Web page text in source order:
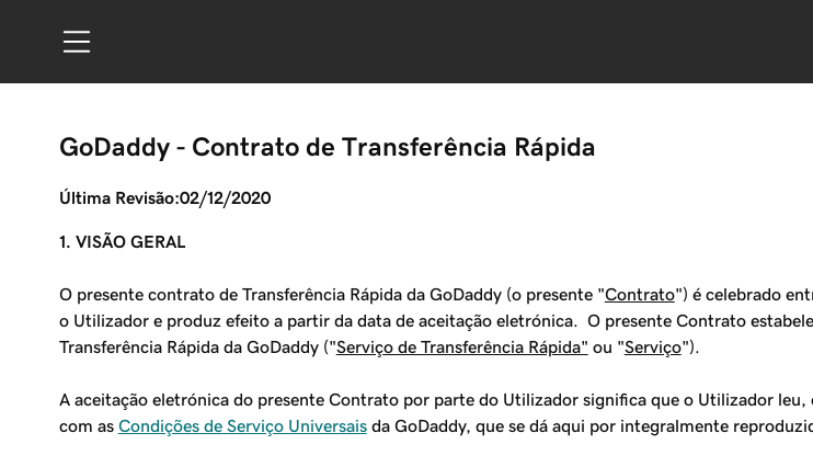
GoDaddy - Contrato de Transferência Rápida
Última Revisão:02/12/2020
1. VISÃO GERAL
O presente contrato de Transferência Rápida da GoDaddy (o presente "Contrato") é celebrado
o Utilizador e produz efeito a partir da data de aceitação eletrónica. O presente Contrato
Transferência Rápida da GoDaddy ("Serviço de Transferência Rápida" ou "Serviço").
A aceitação eletrónica do presente Contrato por parte do Utilizador significa que o Utilizador
com as Condições de Serviço Universaisda GoDaddy, que se dá aqui por integralmente